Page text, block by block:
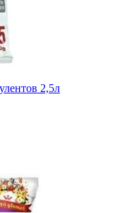
2,5л